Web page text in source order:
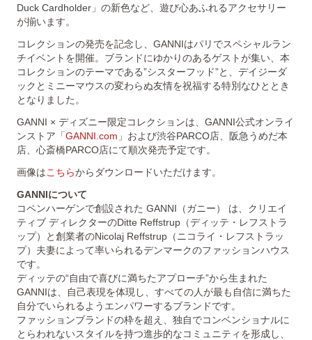
Duck Cardholder」の新色など、遊び心あふれるアクセサリー
が揃います。
コレクションの発売を記念し、GANNIはパリでスペシャルラン
チイベントを開催。ブランドにゆかりのあるゲストが集い、本
コレクションのテーマである”シスターフッド”と、デイジーダ
ックとミニーマウスの変わらぬ友情を祝福する特別なひととき
となりました。
GANNI × ディズニー限定コレクションは、GANNI公式オンライ
ンストア「GANNI.com 」および渋谷PARCO店、阪急うめだ本
店、心斎橋PARCO店にて順次発売予定です。
画像はこちらからダウンロードいただけます。
GANNIについて
コペンハーゲンで創設された GANNI（ガニー） は、クリエイ
ティブ ディレクターのDitte Reffstrup（ディッテ・レフストラ
ップ）と創業者のNicolaj Reffstrup（ニコライ・レフストラッ
プ）夫妻によって率いられるデンマークのファッションハウス
です。
ディッテの“自由で喜びに満ちたアプローチ”から生まれた
GANNIは、自己表現を体現し、すべての人が最も自信に満ちた
自分でいられるようエンパワーするブランドです。
ファッションブランドの枠を超え、独自でコンベンショナルに
とらわれないスタイルを持つ進歩的なコミュニティを形成し、